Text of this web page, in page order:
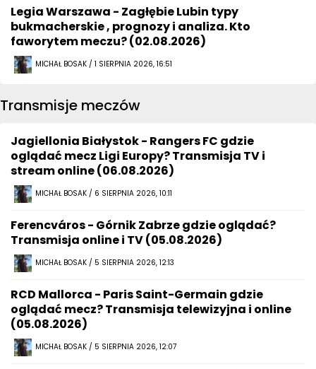
Legia Warszawa - Zagłębie Lubin typy
bukmacherskie , prognozy i analiza. Kto
faworytem meczu? (02.08.2026)
MICHAŁ BOSAK / 1 SIERPNIA 2026, 16:51
Transmisje meczów
Jagiellonia Białystok - Rangers FC gdzie
oglądać mecz Ligi Europy? Transmisja TV i
stream online (06.08.2026)
MICHAŁ BOSAK / 6 SIERPNIA 2026, 10:11
Ferencváros - Górnik Zabrze gdzie oglądać?
Transmisja online i TV (05.08.2026)
MICHAŁ BOSAK / 5 SIERPNIA 2026, 12:13
RCD Mallorca - Paris Saint-Germain gdzie
oglądać mecz? Transmisja telewizyjna i online
(05.08.2026)
MICHAŁ BOSAK / 5 SIERPNIA 2026, 12:07